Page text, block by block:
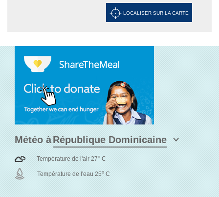
raggiungono più di 60 metri.
LOCALISER SUR LA CARTE
Météo à
Température de l'air 27o C
Température de l'eau 25o C